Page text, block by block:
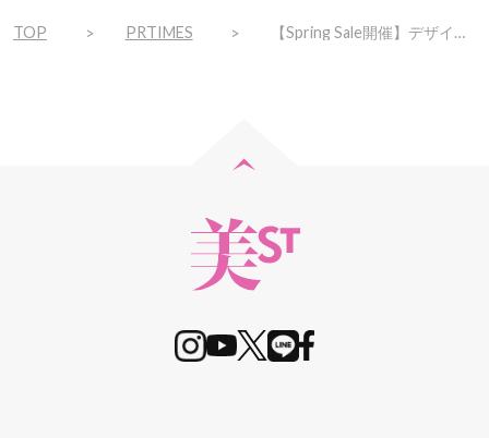
TOP PRTIMES 【Spring Sale開催】デザインと静音性に優れた速乾ドライヤー「Laifen」、「Laifen SE スムージングノズル セット」が15％OFF！